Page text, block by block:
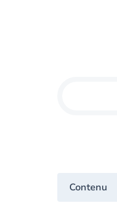
Contenu